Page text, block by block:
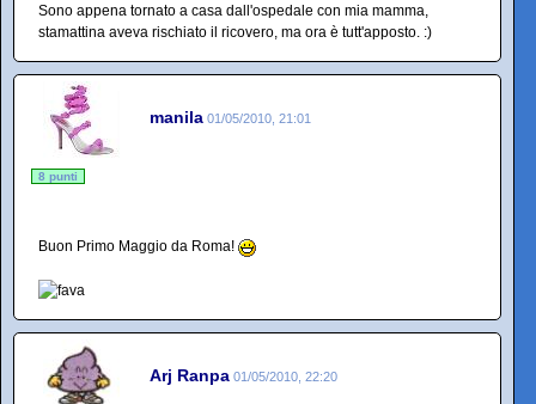
Sono appena tornato a casa dall'ospedale con mia mamma,
stamattina aveva rischiato il ricovero, ma ora è tutt'apposto. :)
manila 01/05/2010, 21:01
8 punti
Buon Primo Maggio da Roma!
Arj Ranpa 01/05/2010, 22:20